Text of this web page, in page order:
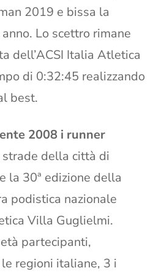
2019 e bissa la
Lo scettro rimane
dell’ACSI Italia Atletica
di 0:32:45 realizzando
best.
2008 i runner
strade della città di
la 30ª edizione della
podistica nazionale
Villa Guglielmi.
partecipanti,
regioni italiane, 3 i